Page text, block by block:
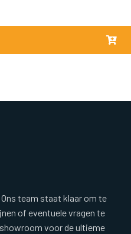
team staat klaar om te
of eventuele vragen te
voor de ultieme